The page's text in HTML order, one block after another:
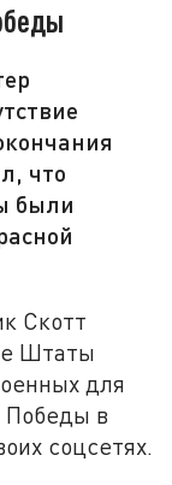
что
были
Скотт
Штаты
для
Победы в
соцсетях.